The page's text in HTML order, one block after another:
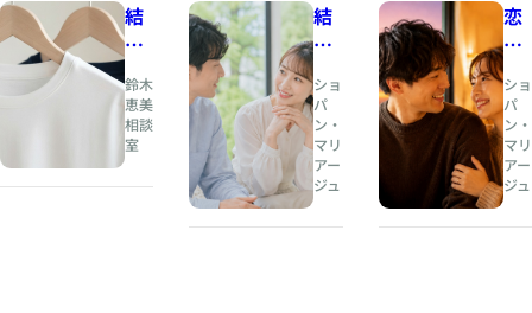
結
婚
相
談
所
夏
鈴木
恵美
相談
室
結
婚
と
は
、
人
生
ショ
パ
ン・
マリ
アー
ジュ
恋
愛
の
と
き
め
き
ショ
パ
ン・
マリ
アー
ジュ